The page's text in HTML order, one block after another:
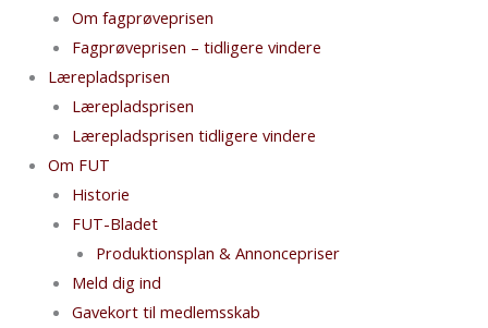
Om fagprøveprisen
Fagprøveprisen – tidligere vindere
Lærepladsprisen
Lærepladsprisen
Lærepladsprisen tidligere vindere
Om FUT
Historie
FUT-Bladet
Produktionsplan & Annoncepriser
Meld dig ind
Gavekort til medlemsskab